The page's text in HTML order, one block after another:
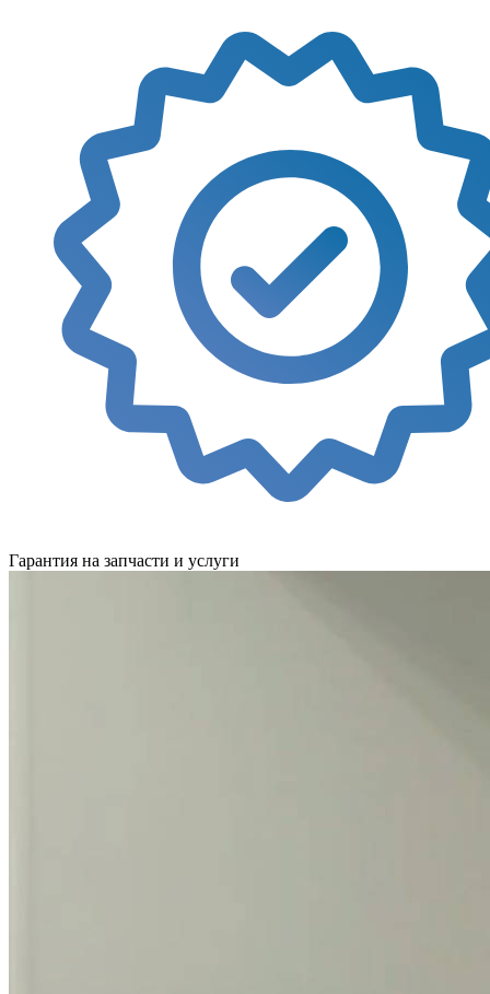
Гарантия на запчасти и услуги